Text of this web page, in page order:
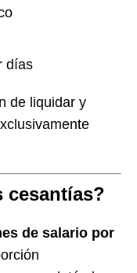
días
de liquidar y
cesantías?
de salario por